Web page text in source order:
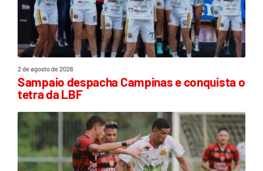
2 de agosto de 2026
Sampaio despacha Campinas e conquista o
tetra da LBF